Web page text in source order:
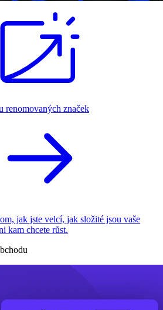
renomovaných značek
jak jste velcí, jak složité jsou vaše
kam chcete růst.